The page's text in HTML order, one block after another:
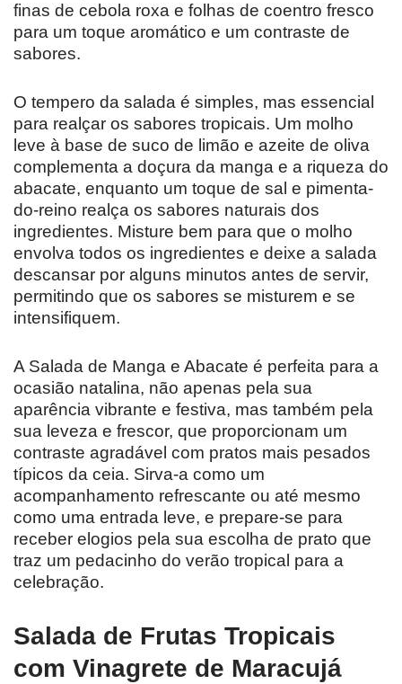
finas de cebola roxa e folhas de coentro fresco
para um toque aromático e um contraste de
sabores.
O tempero da salada é simples, mas essencial
para realçar os sabores tropicais. Um molho
leve à base de suco de limão e azeite de oliva
complementa a doçura da manga e a riqueza do
abacate, enquanto um toque de sal e pimenta-
do-reino realça os sabores naturais dos
ingredientes. Misture bem para que o molho
envolva todos os ingredientes e deixe a salada
descansar por alguns minutos antes de servir,
permitindo que os sabores se misturem e se
intensifiquem.
A Salada de Manga e Abacate é perfeita para a
ocasião natalina, não apenas pela sua
aparência vibrante e festiva, mas também pela
sua leveza e frescor, que proporcionam um
contraste agradável com pratos mais pesados
típicos da ceia. Sirva-a como um
acompanhamento refrescante ou até mesmo
como uma entrada leve, e prepare-se para
receber elogios pela sua escolha de prato que
traz um pedacinho do verão tropical para a
celebração.
Salada de Frutas Tropicais
com Vinagrete de Maracujá